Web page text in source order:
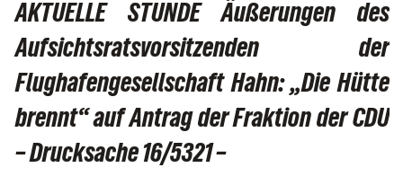
AKTUELLE STUNDE Äußerungen des
Aufsichtsratsvorsitzenden der
Flughafengesellschaft Hahn: „Die Hütte
brennt“ auf Antrag der Fraktion der CDU
– Drucksache 16/5321 –